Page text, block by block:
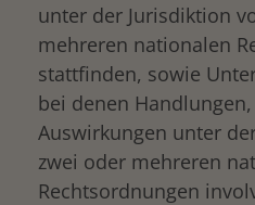
unter der Jurisdiktion
mehreren nationalen
stattfinden, sowie
bei denen
Auswirkungen unter
zwei oder mehreren
Rechtsordnungen